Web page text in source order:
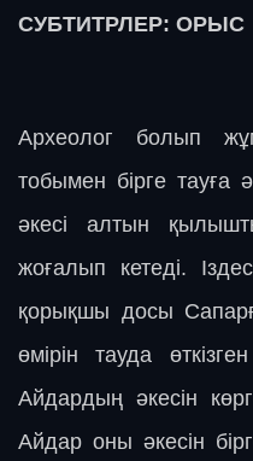
СУБТИТРЛЕР: ОРЫС
Археолог болып
тобымен бірге тауға
әкесі алтын
жоғалып кетеді.
қорықшы досы
өмірін тауда
Айдардың әкесін
Айдар оны әкесін